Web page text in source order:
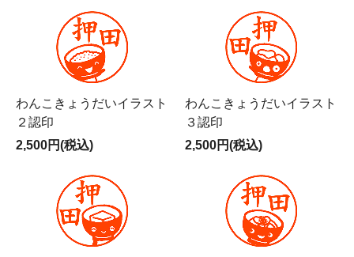
わんこきょうだいイラスト
２認印
2,500円(税込)
わんこきょうだいイラスト
３認印
2,500円(税込)